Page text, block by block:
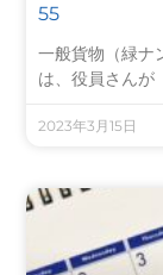
55
一般貨物（緑ナ
は、役員さんが
2023年3月15日